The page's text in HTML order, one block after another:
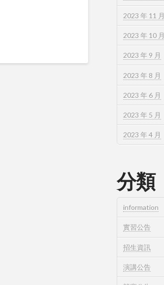
2023 年 11 月
2023 年 10 月
2023 年 9 月
2023 年 8 月
2023 年 6 月
2023 年 5 月
2023 年 4 月
分類
information
實習公告
招生資訊
演講公告